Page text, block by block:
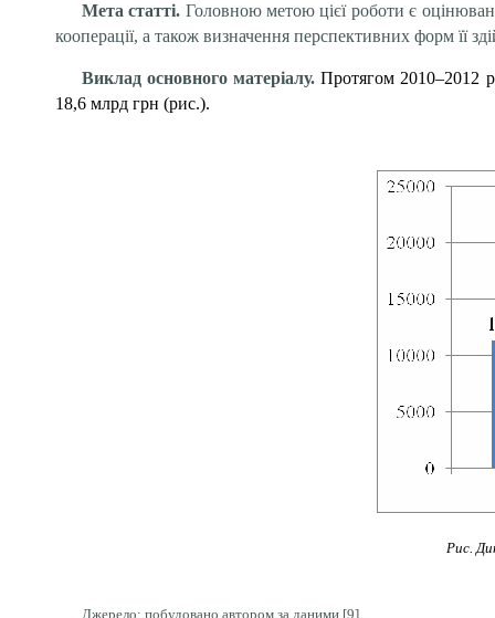
Мета статті. Головною метою цієї роботи є
кооперації, а також визначення перспективних форм її
Виклад основного матеріалу.Протягом 2010–2012
18,6 млрд грн (рис.).
Рис.
Джерело: побудовано автором за даними [9].